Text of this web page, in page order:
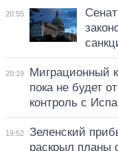
20:55
20:19
Миграционный
пока не будет
контроль с
19:52
Зеленский
раскрыл планы